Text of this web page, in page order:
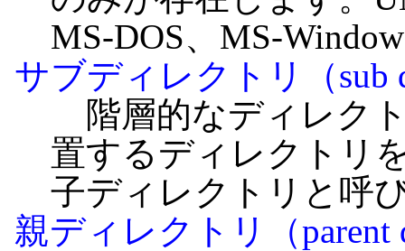
MS-DOS、MS-
サブディレクトリ（sub
階層的なディレク
置するディレクトリ
子ディレクトリと呼
親ディレクトリ（parent